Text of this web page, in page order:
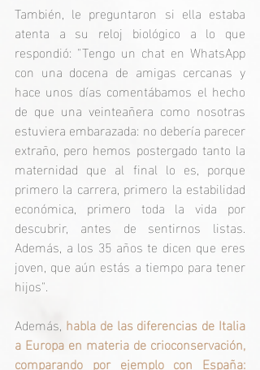
También, le preguntaron si ella estaba
atenta a su reloj biológico a lo que
respondió: "Tengo un chat en WhatsApp
con una docena de amigas cercanas y
hace unos días comentábamos el hecho
de que una veinteañera como nosotras
estuviera embarazada: no debería parecer
extraño, pero hemos postergado tanto la
maternidad que al final lo es, porque
primero la carrera, primero la estabilidad
económica, primero toda la vida por
descubrir, antes de sentirnos listas.
Además, a los 35 años te dicen que eres
joven, que aún estás a tiempo para tener
hijos".
Además, habla de las diferencias de Italia
a Europa en materia de crioconservación,